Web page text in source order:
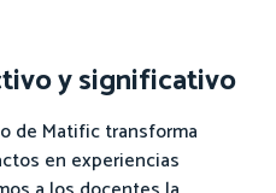
y significativo
de Matific transforma
en experiencias